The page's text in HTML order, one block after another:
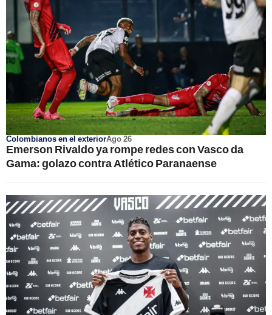
Colombianos en el exteriorAgo 26
Emerson Rivaldo ya rompe redes con Vasco da
Gama: golazo contra Atlético Paranaense